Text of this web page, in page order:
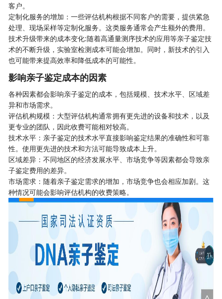
客户。
定制化服务的增加：一些评估机构根据不同客户的需要，提供紧急
处理、现场采样等定制化服务。这类服务通常会产生额外的费用。
技术升级带来的成本变化:随着高通量测序技术的应用等亲子鉴定技
术的不断升级，实验室检测成本可能会增加。同时，新技术的引入
也可能带来提高效率和降低成本的可能性。
影响亲子鉴定成本的因素
各种因素都会影响亲子鉴定的成本，包括规模、技术水平、区域差
异和市场需求。
评估机构规模：大型评估机构通常拥有更先进的设备和技术，以及
更专业的团队，因此收费可能相对较高。
技术水平：亲子鉴定的技术水平直接影响鉴定结果的准确性和可靠
性。使用更先进的技术和方法可能导致成本上升。
区域差异：不同地区的经济发展水平、市场竞争等因素都会导致亲
子鉴定费用的差异。
市场需求：随着亲子鉴定需求的增加，市场竞争也会相应加剧。这
种情况可能会影响评估机构的收费策略。